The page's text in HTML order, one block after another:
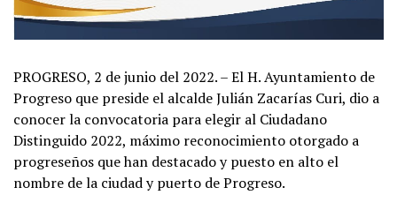
PROGRESO, 2 de junio del 2022. – El H. Ayuntamiento de
Progreso que preside el alcalde Julián Zacarías Curi, dio a
conocer la convocatoria para elegir al Ciudadano
Distinguido 2022, máximo reconocimiento otorgado a
progreseños que han destacado y puesto en alto el
nombre de la ciudad y puerto de Progreso.